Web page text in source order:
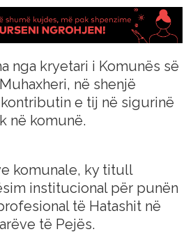
nga kryetari i Komunës së
në shenjë
e tij në sigurinë
në komunë.
komunale, ky titull
institucional për punën
të Hatashit në
të Pejës.